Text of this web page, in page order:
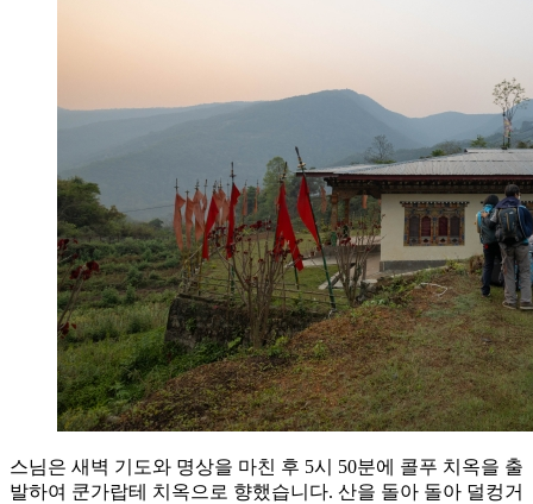
스님은 새벽 기도와 명상을 마친 후 5시 50분에 콜푸 치옥을 출
발하여 쿤가랍테 치옥으로 향했습니다. 산을 돌아 돌아 덜컹거